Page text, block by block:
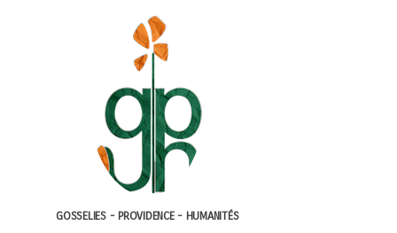
GOSSELIES - PROVIDENCE - HUMANITÉS